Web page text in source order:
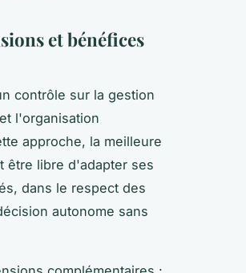
et bénéfices
contrôle sur la gestion
l'organisation
approche, la meilleure
être libre d'adapter ses
dans le respect des
autonome sans